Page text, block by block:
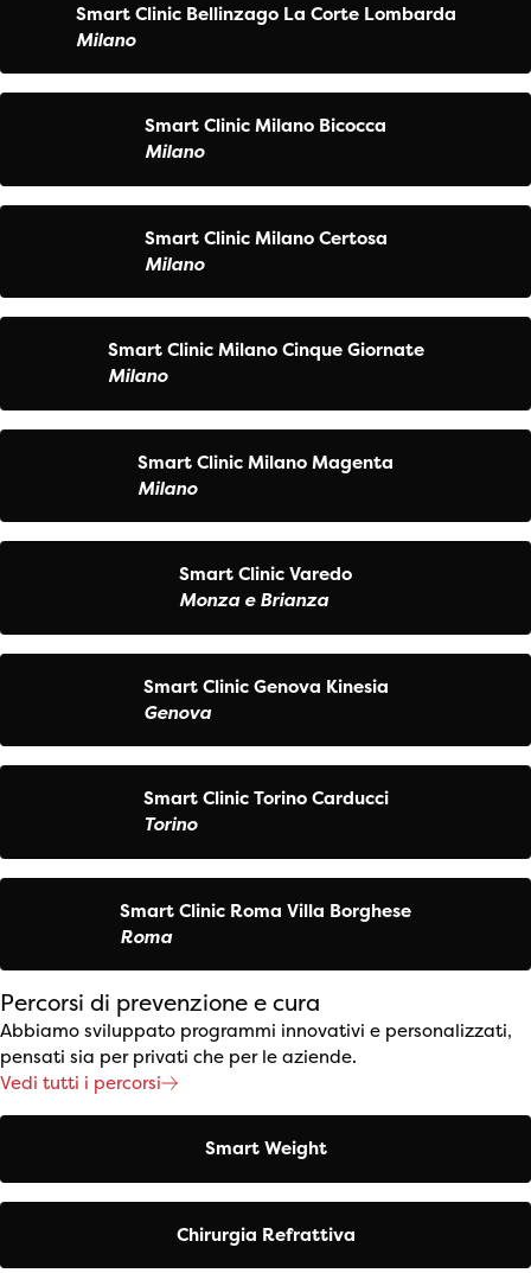
Smart Clinic Bellinzago La Corte Lombarda
Milano
Smart Clinic Milano Bicocca
Milano
Smart Clinic Milano Certosa
Milano
Smart Clinic Milano Cinque Giornate
Milano
Smart Clinic Milano Magenta
Milano
Smart Clinic Varedo
Monza e Brianza
Smart Clinic Genova Kinesia
Genova
Smart Clinic Torino Carducci
Torino
Smart Clinic Roma Villa Borghese
Roma
Percorsi di prevenzione e cura
Abbiamo sviluppato programmi innovativi e personalizzati,
pensati sia per privati che per le aziende.
Vedi tutti i percorsi
Smart Weight
Chirurgia Refrattiva